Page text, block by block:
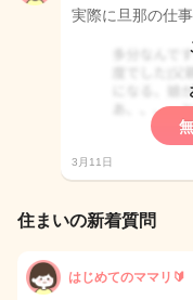
実際に旦那の仕
3月11日
住まいの新着質問
はじめてのママリ🔰